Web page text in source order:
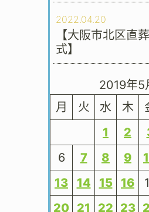
2022.04.20
【大阪市北区直
式】
2019年5
月
火 水 木
1
2
6
7 8 9
13
14 15 16
20 21 22 23